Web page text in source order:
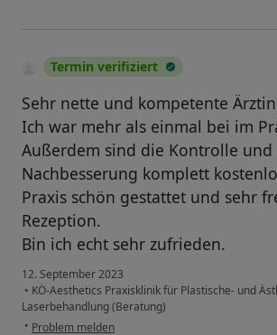
Termin verifiziert
Sehr nette und kompetente
Ich war mehr als einmal bei im
Außerdem sind die Kontrolle und
Nachbesserung komplett
Praxis schön gestattet und sehr
Rezeption.
Bin ich echt sehr zufrieden.
12. September 2023
• KÖ-Aesthetics Praxisklinik für Plastische- und
Laserbehandlung (Beratung)
• Problem melden